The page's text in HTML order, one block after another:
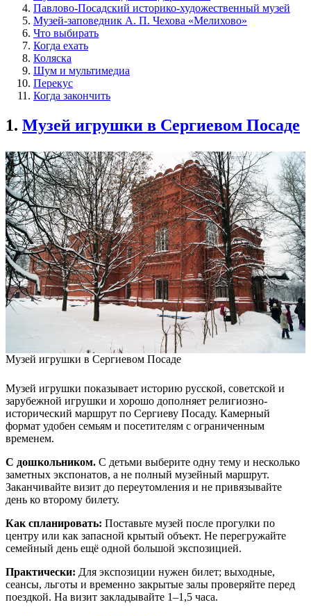
Павлово-Посадский историко-художественный музей
Музей-заповедник А. П. Чехова «Мелихово»
Что выбирать
Когда ехать
Коляска
Шум и мультимедиа
Перекус
Когда закончить
1. Музей игрушки в Сергиевом Посаде
Музей игрушки в Сергиевом Посаде
Музей игрушки показывает историю русской, советской и
зарубежной игрушки и хорошо дополняет религиозно-
исторический маршрут по Сергиеву Посаду. Камерный
формат удобен семьям и посетителям с ограниченным
временем.
С дошкольником. С детьми выберите одну тему и несколько
заметных экспонатов, а не полный музейный маршрут.
Заканчивайте визит до переутомления и не привязывайте
день ко второму билету.
Как спланировать: Поставьте музей после прогулки по
центру или как запасной крытый объект. Не перегружайте
семейный день ещё одной большой экспозицией.
Практически: Для экспозиции нужен билет; выходные,
сеансы, льготы и временно закрытые залы проверяйте перед
поездкой. На визит закладывайте 1–1,5 часа.